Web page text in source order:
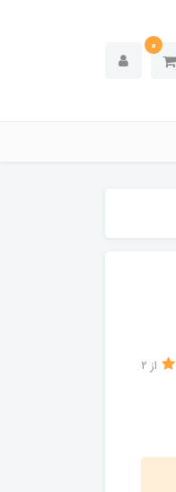
0
از 2